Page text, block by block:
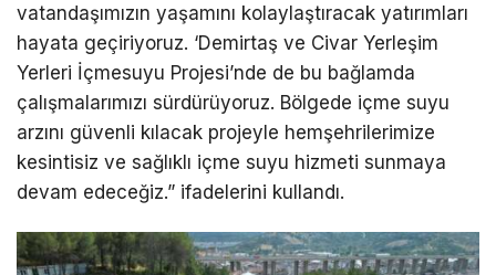
vatandaşımızın yaşamını kolaylaştıracak yatırımları
hayata geçiriyoruz. ‘Demirtaş ve Civar Yerleşim
Yerleri İçmesuyu Projesi’nde de bu bağlamda
çalışmalarımızı sürdürüyoruz. Bölgede içme suyu
arzını güvenli kılacak projeyle hemşehrilerimize
kesintisiz ve sağlıklı içme suyu hizmeti sunmaya
devam edeceğiz.” ifadelerini kullandı.